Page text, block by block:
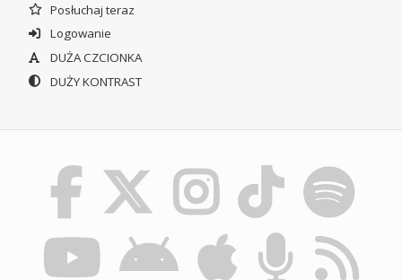
Posłuchaj teraz
Logowanie
DUŻA CZCIONKA
DUŻY KONTRAST